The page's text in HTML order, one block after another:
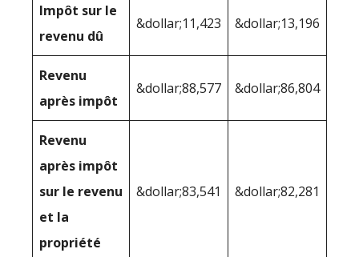
Impôt sur le
revenu dû
&dollar;11,423 &dollar;13,196
Revenu
après impôt
&dollar;88,577 &dollar;86,804
Revenu
après impôt
sur le revenu
et la
propriété
&dollar;83,541 &dollar;82,281